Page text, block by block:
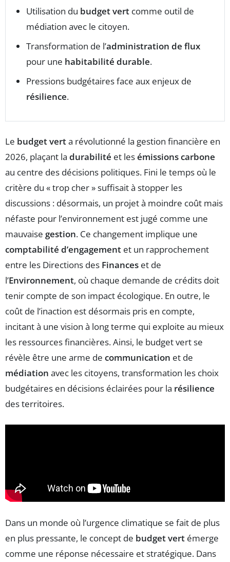
Utilisation du budget vert comme outil de
médiation avec le citoyen.
Transformation de l’administration de flux
pour une habitabilité durable.
Pressions budgétaires face aux enjeux de
résilience.
Le budget verta révolutionné la gestion financière en
2026, plaçant la durabilité et lesémissions carbone
au centre des décisions politiques. Fini le temps où le
critère du « trop cher » suffisait à stopper les
discussions : désormais, un projet à moindre coût mais
néfaste pour l’environnement est jugé comme une
mauvaise gestion. Ce changement implique une
comptabilité d’engagement et un rapprochement
entre les Directions des Finances et de
l’Environnement, où chaque demande de crédits doit
tenir compte de son impact écologique. En outre, le
coût de l’inaction est désormais pris en compte,
incitant à une vision à long terme qui exploite au mieux
les ressources financières. Ainsi, le budget vert se
révèle être une arme de communication et de
médiation avec les citoyens, transformation les choix
budgétaires en décisions éclairées pour la résilience
des territoires.
Dans un monde où l’urgence climatique se fait de plus
en plus pressante, le concept de budget vert émerge
comme une réponse nécessaire et stratégique. Dans